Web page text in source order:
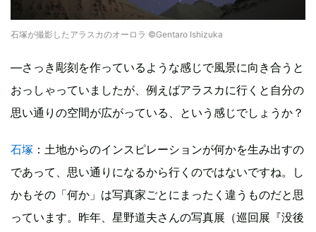
石塚が撮影したアラスカのオーロラ ©Gentaro Ishizuka
―さっき彫刻を作っているような感じで風景に向き合うと
おっしゃっていましたが、例えばアラスカに行くと自分の
思い通りの空間が広がっている、という感じでしょうか？
石塚 ：土地からのインスピレーションが何かを生み出すの
であって、思い通りになるから行くのではないですね。し
かもその「何か」は写真家ごとにまったく違うものだと思
っています。昨年、星野道夫さんの写真展（巡回展『没後